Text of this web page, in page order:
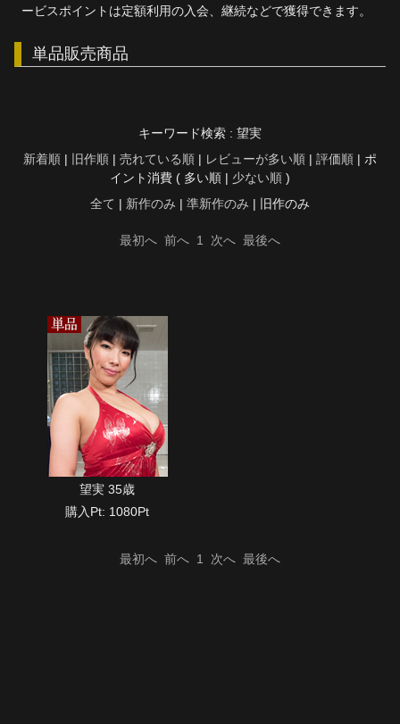
ービスポイントは定額利用の入会、継続などで獲得できます。
単品販売商品
キーワード検索 : 望実
新着順 | 旧作順 | 売れている順 | レビューが多い順 | 評価順 | ポ
イント消費 ( 多い順 | 少ない順 )
全て | 新作のみ | 準新作のみ | 旧作のみ
最初へ 前へ 1 次へ 最後へ
望実 35歳
購入Pt: 1080Pt
最初へ 前へ 1 次へ 最後へ